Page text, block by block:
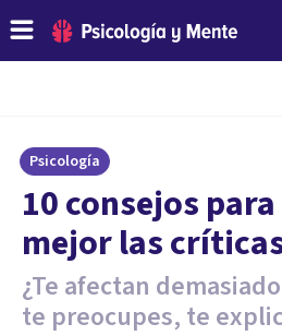
Psicología
​10 consejos
mejor las
¿Te afectan
te preocupes, te